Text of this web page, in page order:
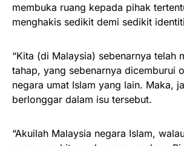
membuka ruang kepada pihak
menghakis sedikit demi sedikit
“Kita (di Malaysia) sebenarnya telah
tahap, yang sebenarnya dicemburui
negara umat Islam yang lain. Maka,
berlonggar dalam isu tersebut.
“Akuilah Malaysia negara Islam,